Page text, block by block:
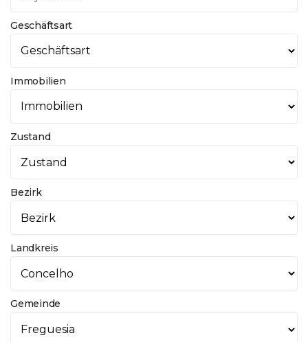
Geschäftsart
Immobilien
Zustand
Bezirk
Landkreis
Gemeinde